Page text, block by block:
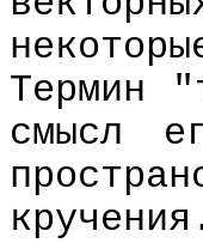
Термин
смысл